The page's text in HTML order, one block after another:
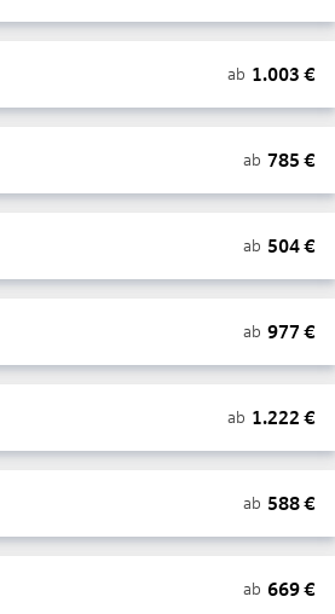
ab 1.003 €
ab 785 €
ab 504€
ab 977 €
ab 1.222 €
ab 588€
ab 669€